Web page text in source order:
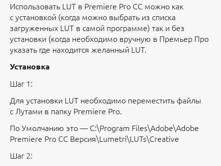
Использовать LUT в Premiere Pro CC можно как
с установкой (когда можно выбрать из списка
загруженных LUT в самой программе) так и без
установки (когда необходимо вручную в Премьер Про
указать где находится желанный LUT.
Установка
Шаг 1:
Для установки LUT необходимо переместить файлы
с Лутами в папку Premiere Pro.
По Умолчанию это — C:\Program Files\Adobe\Adobe
Premiere Pro CC Версия\Lumetri\LUTs\Creative
Шаг 2: